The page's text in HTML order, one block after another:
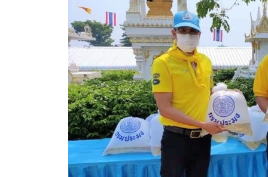
การประเมินความพึงพอใจของการดำเนินงาน อบจ.
ขั้นตอนและวิธีการชำระภาษีฯ
แบบฟอร์มการชำระภาษีฯ
การบริการแบบเบ็ดเสร็จ (One Stop Service)
หนังสือสั่งการ